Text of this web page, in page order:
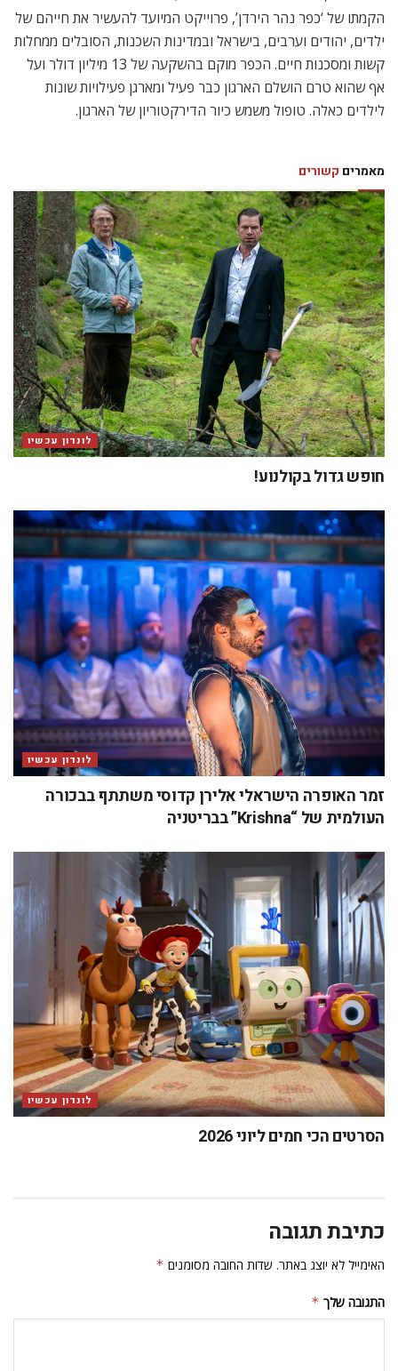
הקמתו של ‘כפר נהר הירדן’, פרוייקט המיועד להעשיר את חייהם של
ילדים, יהודים וערבים, בישראל ובמדינות השכנות, הסובלים ממחלות
קשות ומסכנות חיים. הכפר מוקם בהשקעה של 13 מיליון דולר ועל
אף שהוא טרם הושלם הארגון כבר פעיל ומארגן פעילויות שונות
לילדים כאלה. טופול משמש כיור הדירקטוריון של הארגון.
מאמרים קשורים
לונדון עכשיו
חופש גדול בקולנוע!
לונדון עכשיו
זמר האופרה הישראלי אלירן קדוסי משתתף בבכורה
העולמית של “Krishna” בבריטניה
לונדון עכשיו
הסרטים הכי חמים ליוני 2026
כתיבת תגובה
האימייל לא יוצג באתר. שדות החובה מסומנים *
התגובה שלך *